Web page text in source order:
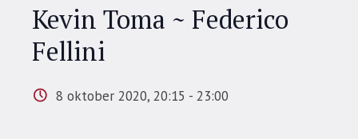
Kevin Toma ~ Federico
Fellini
8 oktober 2020, 20:15 - 23:00